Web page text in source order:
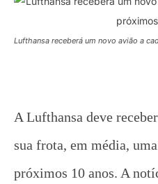
Lufthansa receberá um novo avião a
A Lufthansa deve
sua frota, em média,
próximos 10 anos. A